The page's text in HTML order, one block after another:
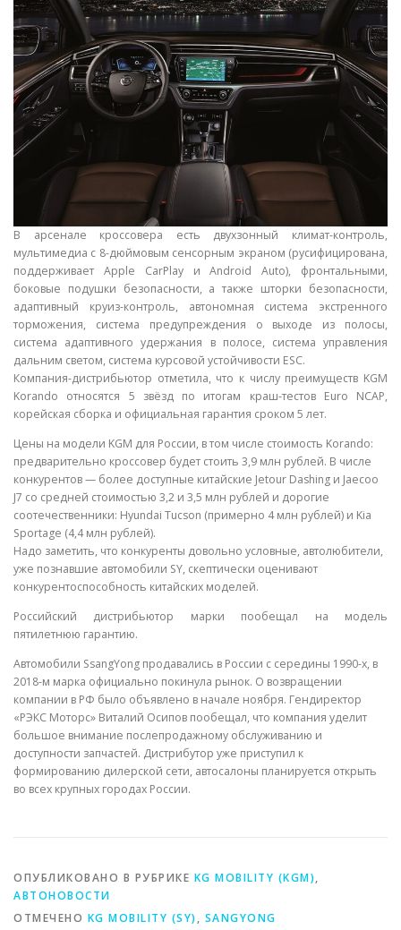
В арсенале кроссовера есть двухзонный климат-контроль,
мультимедиа с 8-дюймовым сенсорным экраном (русифицирована,
поддерживает Apple CarPlay и Android Auto), фронтальными,
боковые подушки безопасности, а также шторки безопасности,
адаптивный круиз-контроль, автономная система экстренного
торможения, система предупреждения о выходе из полосы,
система адаптивного удержания в полосе, система управления
дальним светом, система курсовой устойчивости ESC.
Компания-дистрибьютор отметила, что к числу преимуществ KGM
Korando относятся 5 звёзд по итогам краш-тестов Euro NCAP,
корейская сборка и официальная гарантия сроком 5 лет.
Цены на модели KGM для России, в том числе стоимость Korando:
предварительно кроссовер будет стоить 3,9 млн рублей. В числе
конкурентов — более доступные китайские Jetour Dashing и Jaecoo
J7 со средней стоимостью 3,2 и 3,5 млн рублей и дорогие
соотечественники: Hyundai Tucson (примерно 4 млн рублей) и Kia
Sportage (4,4 млн рублей).
Надо заметить, что конкуренты довольно условные, автолюбители,
уже познавшие автомобили SY, скептически оценивают
конкурентоспособность китайских моделей.
Российский дистрибьютор марки пообещал на модель
пятилетнюю гарантию.
Автомобили SsangYong продавались в России с середины 1990-х, в
2018-м марка официально покинула рынок. О возвращении
компании в РФ было объявлено в начале ноября. Гендиректор
«РЭКС Моторс» Виталий Осипов пообещал, что компания уделит
большое внимание послепродажному обслуживанию и
доступности запчастей. Дистрибутор уже приступил к
формированию дилерской сети, автосалоны планируется открыть
во всех крупных городах России.
ОПУБЛИКОВАНО В РУБРИКЕ KG MOBILITY (KGM),
АВТОНОВОСТИ
ОТМЕЧЕНО KG MOBILITY (SY), SANGYONG